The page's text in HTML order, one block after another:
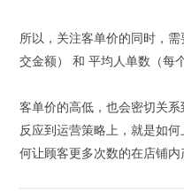
所以，关注客单价的同时，
交金额） 和 平均人单数（每
客单价的高低，也会密切关
反应到运营策略上，就是如
何让顾客更多次数的在店铺内